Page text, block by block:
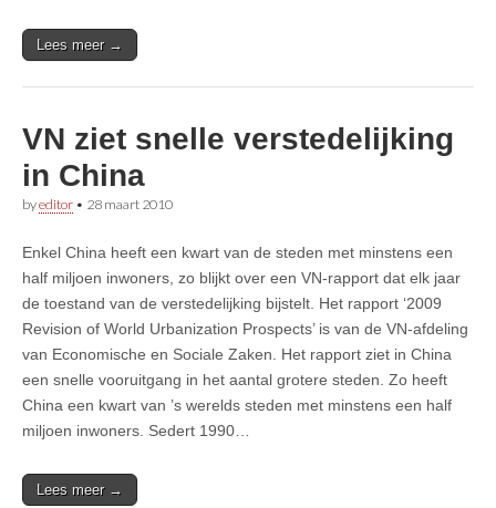
Lees meer →
VN ziet snelle verstedelijking
in China
byeditor • 28 maart 2010
Enkel China heeft een kwart van de steden met minstens een
half miljoen inwoners, zo blijkt over een VN-rapport dat elk jaar
de toestand van de verstedelijking bijstelt. Het rapport ‘2009
Revision of World Urbanization Prospects’ is van de VN-afdeling
van Economische en Sociale Zaken. Het rapport ziet in China
een snelle vooruitgang in het aantal grotere steden. Zo heeft
China een kwart van ’s werelds steden met minstens een half
miljoen inwoners. Sedert 1990…
Lees meer →